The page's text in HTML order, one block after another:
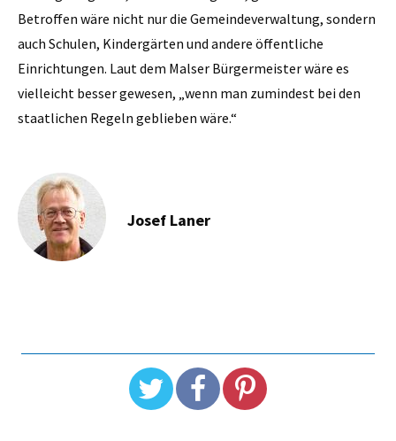
Betroffen wäre nicht nur die Gemeindeverwaltung, sondern
auch Schulen, Kindergärten und andere öffentliche
Einrichtungen. Laut dem Malser Bürgermeister wäre es
vielleicht besser gewesen, „wenn man zumindest bei den
staatlichen Regeln geblieben wäre.“
Josef Laner